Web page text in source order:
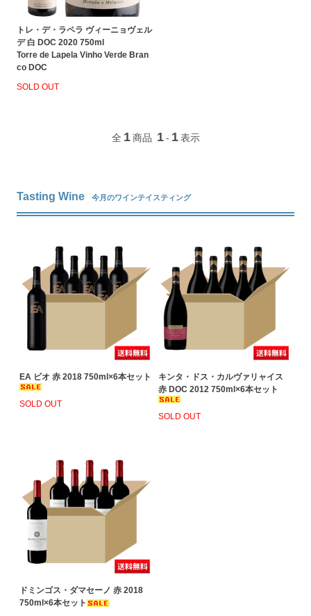
トレ・デ・ラペラ ヴィーニョヴェル
デ 白 DOC 2020 750ml
Torre de Lapela Vinho Verde Bran
co DOC
SOLD OUT
全 1 商品 1 - 1 表示
Tasting Wine 今月のワインテイスティング
EA ビオ 赤 2018 750ml×6本セット
SOLD OUT
キンタ・ドス・カルヴァリャイス
赤 DOC 2012 750ml×6本セット
SOLD OUT
ドミンゴス・ダマセーノ 赤 2018
750ml×6本セット